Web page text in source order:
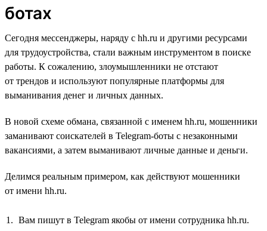
ботах
Сегодня мессенджеры, наряду с hh.ru и другими ресурсами
для трудоустройства, стали важным инструментом в поиске
работы. К сожалению, злоумышленники не отстают
от трендов и используют популярные платформы для
выманивания денег и личных данных.
В новой схеме обмана, связанной с именем hh.ru, мошенники
заманивают соискателей в Telegram-боты с незаконными
вакансиями, а затем выманивают личные данные и деньги.
Делимся реальным примером, как действуют мошенники
от имени hh.ru.
Вам пишут в Telegram якобы от имени сотрудника hh.ru.